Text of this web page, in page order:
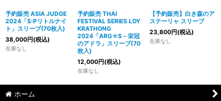
予約販売 ASIA JUDGE
2024「S:Pリトルナイ
ト」スリーブ(70枚入)
38,000円(税込)
在庫なし
予約販売 THAI
FESTIVAL SERIES LOY
KRATHONG
2024「ARG☆S－栄冠
のアドラ」スリーブ(70
枚入)
12,000円(税込)
在庫なし
【予約販売】白き森のア
ステーリャ スリーブ
23,800円(税込)
在庫なし
ホーム